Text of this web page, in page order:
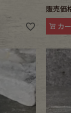
販売価
カ